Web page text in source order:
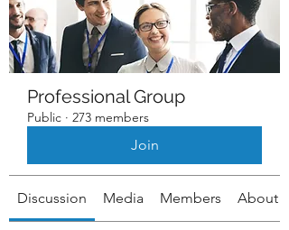
Professional Group
Public · 273 members
Join
Discussion Media Members About